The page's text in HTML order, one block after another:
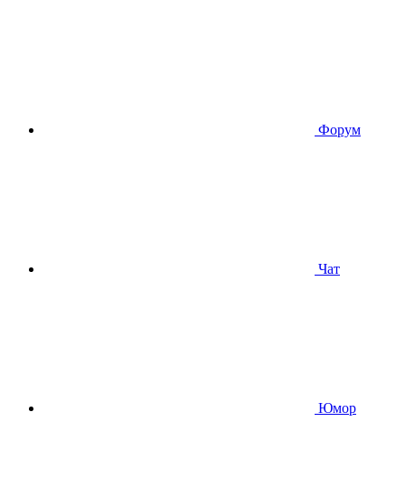
Форум
Чат
Юмор